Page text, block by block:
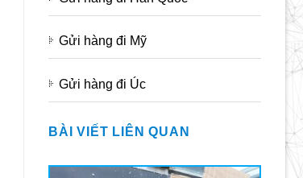
Gửi hàng đi Mỹ
Gửi hàng đi Úc
BÀI VIẾT LIÊN QUAN